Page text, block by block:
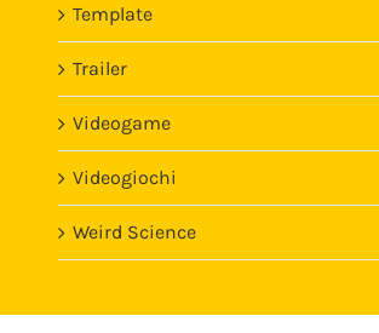
Template
Trailer
Videogame
Videogiochi
Weird Science